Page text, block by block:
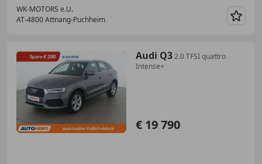
WK-MOTORS e.U.
AT-4800 Attnang-Puchheim
Audi Q32.0 TFSI quattro
Intense+
€ 19 790